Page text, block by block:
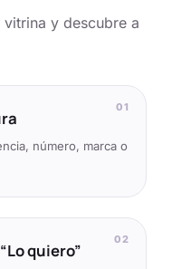
y descubre a
01
número, marca o
02
quiero”